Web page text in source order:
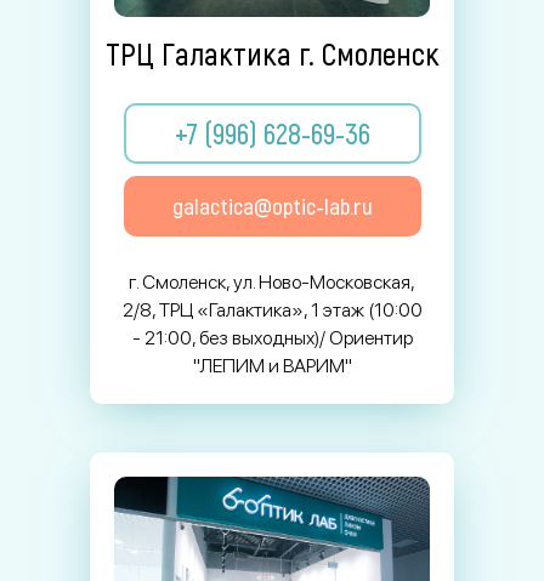
+7 (996) 628-69-36
galactica@optic-lab.ru
ТРЦ Галактика г. Смоленск
г. Смоленск, ул. Ново-Московская,
2/8, ТРЦ «Галактика», 1 этаж (10:00
- 21:00, без выходных)/ Ориентир
"ЛЕПИМ и ВАРИМ"